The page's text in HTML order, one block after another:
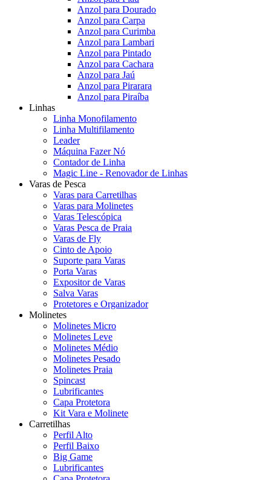
Anzol para Dourado
Anzol para Carpa
Anzol para Curimba
Anzol para Lambari
Anzol para Pintado
Anzol para Cachara
Anzol para Jaú
Anzol para Pirarara
Anzol para Piraíba
Linhas
Linha Monofilamento
Linha Multifilamento
Leader
Máquina Fazer Nó
Contador de Linha
Magic Line - Renovador de Linhas
Varas de Pesca
Varas para Carretilhas
Varas para Molinetes
Varas Telescópica
Varas Pesca de Praia
Varas de Fly
Cinto de Apoio
Suporte para Varas
Porta Varas
Expositor de Varas
Salva Varas
Protetores e Organizador
Molinetes
Molinetes Micro
Molinetes Leve
Molinetes Médio
Molinetes Pesado
Molinetes Praia
Spincast
Lubrificantes
Capa Protetora
Kit Vara e Molinete
Carretilhas
Perfil Alto
Perfil Baixo
Big Game
Lubrificantes